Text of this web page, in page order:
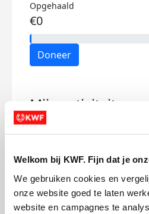
Welkom bij KWF. Fijn dat je
We gebruiken cookies en
onze website goed te laten
website en campagnes te
Opgehaald
€0
Doneer
Mijn activiteiten
43
kms